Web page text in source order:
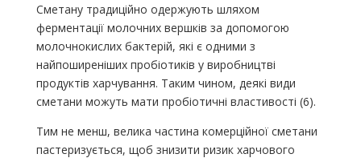
Сметану традиційно одержують шляхом
ферментації молочних вершків за допомогою
молочнокислих бактерій, які є одними з
найпоширеніших пробіотиків у виробництві
продуктів харчування. Таким чином, деякі види
сметани можуть мати пробіотичні властивості (6).
Тим не менш, велика частина комерційної сметани
пастеризується, щоб знизити ризик харчового